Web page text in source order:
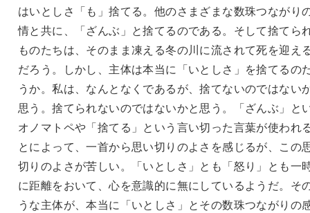
はいとしさ「も」捨てる。他のさまざまな数珠つながり
情と共に、「ざんぶ」と捨てるのである。そして捨てら
ものたちは、そのまま凍える冬の川に流されて死を迎え
だろう。しかし、主体は本当に「いとしさ」を捨てるの
うか。私は、なんとなくであるが、捨てないのではない
思う。捨てられないのではないかと思う。「ざんぶ」と
オノマトペや「捨てる」という言い切った言葉が使われ
とによって、一首から思い切りのよさを感じるが、この
切りのよさが苦しい。「いとしさ」とも「怒り」とも一
に距離をおいて、心を意識的に無にしているようだ。そ
うな主体が、本当に「いとしさ」とその数珠つながりの